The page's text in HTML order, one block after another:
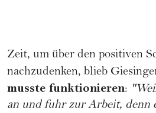
Zeit, um über den positiven
nachzudenken, blieb
musste funktionieren:
an und fuhr zur Arbeit, denn